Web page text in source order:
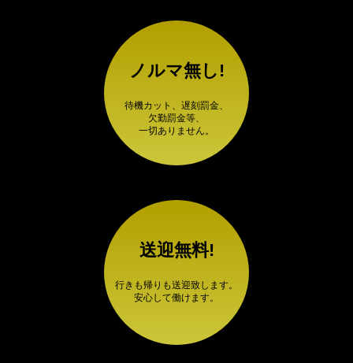
ノルマ無し!
待機カット、遅刻罰金、
欠勤罰金等、
一切ありません。
送迎無料!
行きも帰りも送迎致します。
安心して働けます。